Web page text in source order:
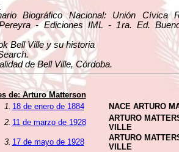
Biográfico Nacional: Unión Cívica
- Ediciones IML - 1ra. Ed.
Bell Ville y su historia
de Bell Ville, Córdoba.
de: Arturo Matterson
1. 18 de enero de 1884
NACE ARTURO
2. 11 de marzo de 1928
ARTURO
VILLE
3. 17 de mayo de 1928
ARTURO
VILLE